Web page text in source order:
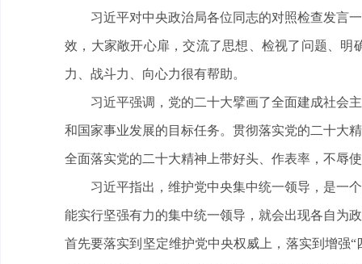
习近平对中央政治局各位同志的对照检查发言一
效，大家敞开心扉，交流了思想、检视了问题、
力、战斗力、向心力很有帮助。
习近平强调，党的二十大擘画了全面建成社会主
和国家事业发展的目标任务。贯彻落实党的二十大
全面落实党的二十大精神上带好头、作表率，不辱
习近平指出，维护党中央集中统一领导，是一个
能实行坚强有力的集中统一领导，就会出现各自为
首先要落实到坚定维护党中央权威上，落实到增强